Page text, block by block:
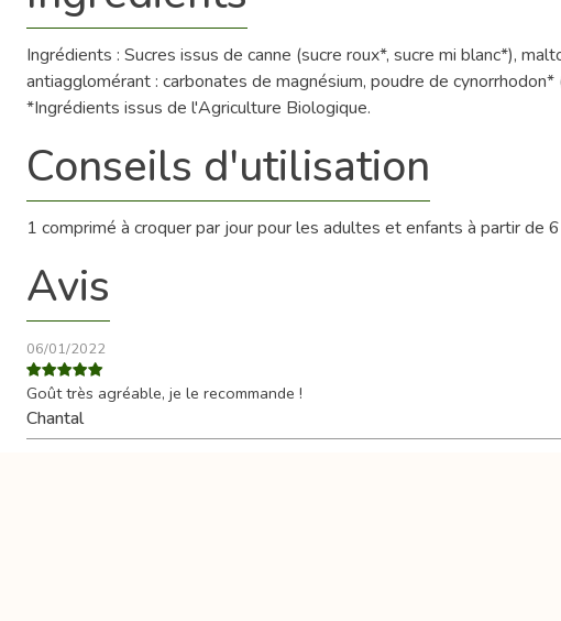
Ingrédients : Sucres issus de canne (sucre roux*, sucre mi blanc*),
antiagglomérant : carbonates de magnésium, poudre de cynorrhodon*
*Ingrédients issus de l'Agriculture Biologique.
Conseils d'utilisation
1 comprimé à croquer par jour pour les adultes et enfants à partir de 6
Avis
06/01/2022
Goût très agréable, je le recommande !
Chantal